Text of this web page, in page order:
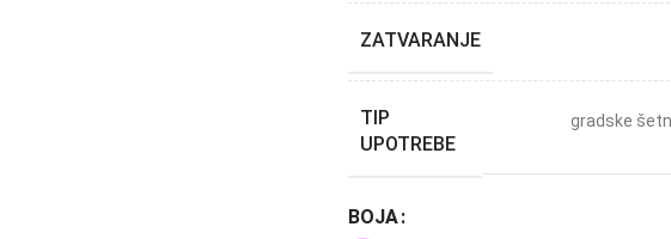
ZATVARANJE
TIP
UPOTREBE
gradske
BOJA